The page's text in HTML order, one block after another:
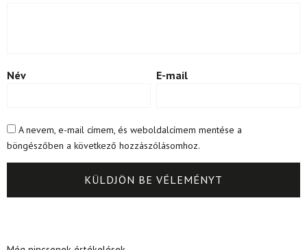
Név E-mail
A nevem, e-mail címem, és weboldalcímem mentése a
böngészőben a következő hozzászólásomhoz.